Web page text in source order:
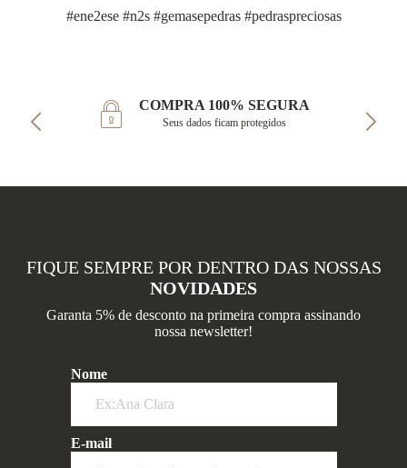
#ene2ese #n2s #gemasepedras #pedraspreciosas
COMPRA 100% SEGURA
Seus dados ficam protegidos
FIQUE SEMPRE POR DENTRO DAS NOSSAS
NOVIDADES
Garanta 5% de desconto na primeira compra assinando
nossa newsletter!
Nome
E-mail